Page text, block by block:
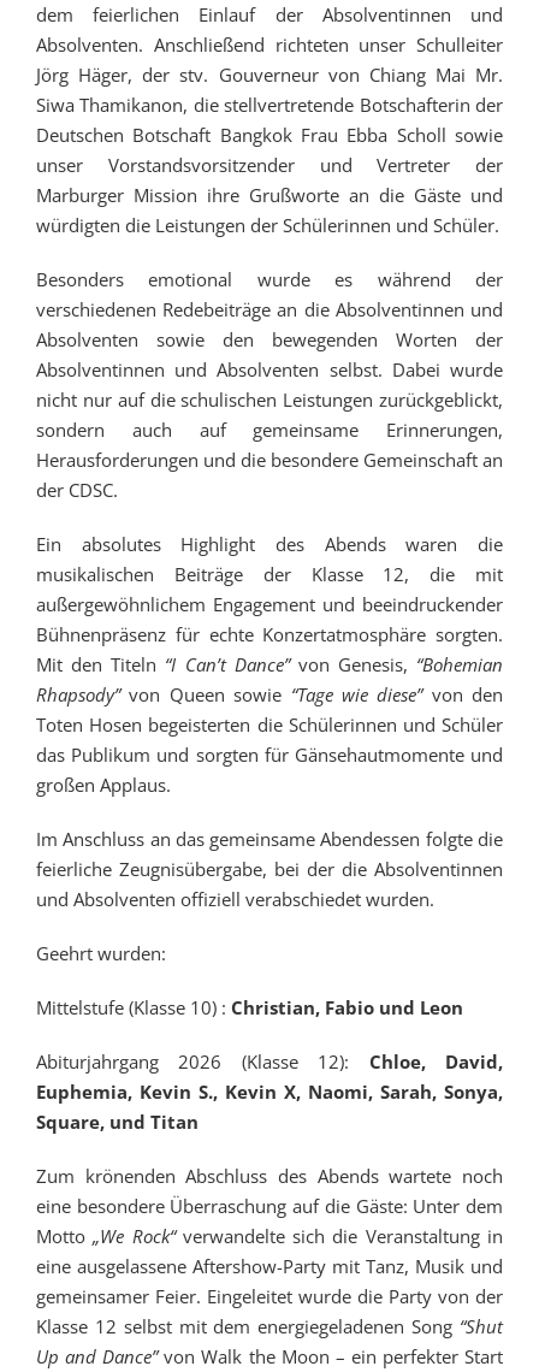
dem feierlichen Einlauf der Absolventinnen und
Absolventen. Anschließend richteten unser Schulleiter
Jörg Häger, der stv. Gouverneur von Chiang Mai Mr.
Siwa Thamikanon, die stellvertretende Botschafterin der
Deutschen Botschaft Bangkok Frau Ebba Scholl sowie
unser Vorstandsvorsitzender und Vertreter der
Marburger Mission ihre Grußworte an die Gäste und
würdigten die Leistungen der Schülerinnen und Schüler.
Besonders emotional wurde es während der
verschiedenen Redebeiträge an die Absolventinnen und
Absolventen sowie den bewegenden Worten der
Absolventinnen und Absolventen selbst. Dabei wurde
nicht nur auf die schulischen Leistungen zurückgeblickt,
sondern auch auf gemeinsame Erinnerungen,
Herausforderungen und die besondere Gemeinschaft an
der CDSC.
Ein absolutes Highlight des Abends waren die
musikalischen Beiträge der Klasse 12, die mit
außergewöhnlichem Engagement und beeindruckender
Bühnenpräsenz für echte Konzertatmosphäre sorgten.
Mit den Titeln “I Can’t Dance”von Genesis, “Bohemian
Rhapsody”von Queen sowie “Tage wie diese”von den
Toten Hosen begeisterten die Schülerinnen und Schüler
das Publikum und sorgten für Gänsehautmomente und
großen Applaus.
Im Anschluss an das gemeinsame Abendessen folgte die
feierliche Zeugnisübergabe, bei der die Absolventinnen
und Absolventen offiziell verabschiedet wurden.
Geehrt wurden:
Mittelstufe (Klasse 10) : Christian, Fabio und Leon
Abiturjahrgang 2026 (Klasse 12): Chloe, David,
Euphemia, Kevin S., Kevin X, Naomi, Sarah, Sonya,
Square, und Titan
Zum krönenden Abschluss des Abends wartete noch
eine besondere Überraschung auf die Gäste: Unter dem
Motto„We Rock“verwandelte sich die Veranstaltung in
eine ausgelassene Aftershow-Party mit Tanz, Musik und
gemeinsamer Feier. Eingeleitet wurde die Party von der
Klasse 12 selbst mit dem energiegeladenen Song “Shut
Up and Dance”von Walk the Moon – ein perfekter Start